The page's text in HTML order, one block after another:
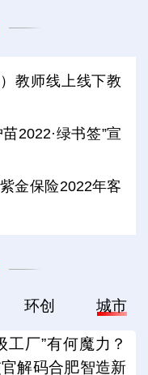
教师线上线下教
2022·绿书签”宣
金保险2022年客
环创 城市
工厂”有何魔力？
解码合肥智造新